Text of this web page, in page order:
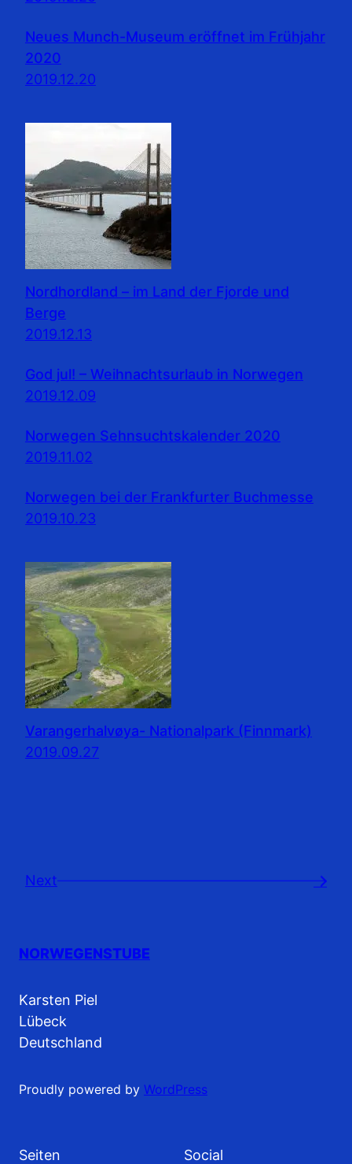
Neues Munch-Museum eröffnet im Frühjahr
2020
2019.12.20
Nordhordland – im Land der Fjorde und
Berge
2019.12.13
God jul! – Weihnachtsurlaub in Norwegen
2019.12.09
Norwegen Sehnsuchtskalender 2020
2019.11.02
Norwegen bei der Frankfurter Buchmesse
2019.10.23
Varangerhalvøya- Nationalpark (Finnmark)
2019.09.27
Next →
NORWEGENSTUBE
Karsten Piel
Lübeck
Deutschland
Proudly powered by WordPress
Seiten Social